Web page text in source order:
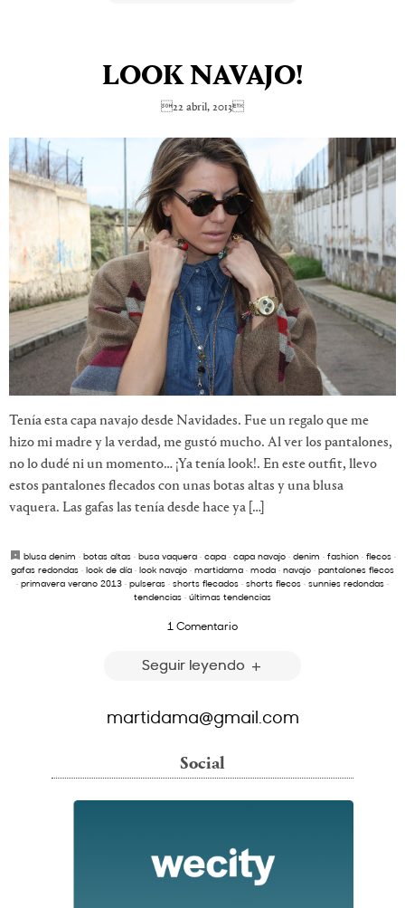
LOOK NAVAJO!
22 abril, 2013
Tenía esta capa navajo desde Navidades. Fue un regalo que me
hizo mi madre y la verdad, me gustó mucho. Al ver los pantalones,
no lo dudé ni un momento… ¡Ya tenía look!. En este outfit, llevo
estos pantalones flecados con unas botas altas y una blusa
vaquera. Las gafas las tenía desde hace ya […]
blusa denim · botas altas· busa vaquera· capa· capa navajo· denim · fashion· flecos·
gafas redondas · look de día · look navajo · martidama · moda · navajo · pantalones flecos
· primavera verano 2013 · pulseras · shorts flecados · shorts flecos · sunnies redondas ·
tendencias · últimas tendencias
1 Comentario
Seguir leyendo
martidama@gmail.com
Social